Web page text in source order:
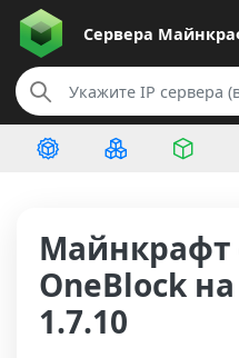
Сервера
Майнкрафт
OneBlock
1.7.10